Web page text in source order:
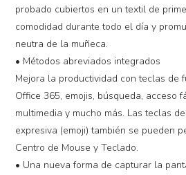
probado cubiertos en un textil de
comodidad durante todo el día y
neutra de la muñeca.
• Métodos abreviados integrados
Mejora la productividad con teclas de
Office 365, emojis, búsqueda, acceso
multimedia y mucho más. Las teclas
expresiva (emoji) también se pueden
Centro de Mouse y Teclado.
• Una nueva forma de capturar la